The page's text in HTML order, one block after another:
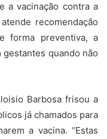
a vacinação contra a
recomendação
forma preventiva, a
gestantes quando não
Barbosa frisou a
já chamados para
a vacina. “Estas